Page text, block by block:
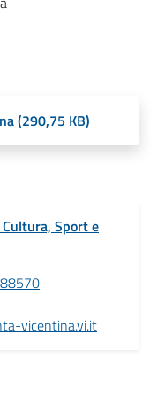
(290,75 KB)
Sport e
vicentina.vi.it